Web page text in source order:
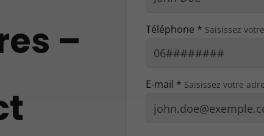
– Téléphone * Saisissez
E-mail * Saisissez votre